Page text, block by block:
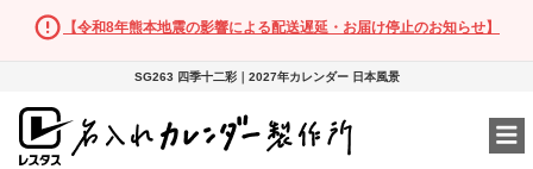
【令和8年熊本地震の影響による配送遅延・お届け停止のお知らせ】
SG263 四季十二彩｜2027年カレンダー 日本風景